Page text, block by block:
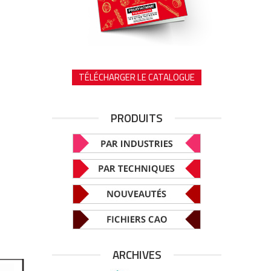
TÉLÉCHARGER LE CATALOGUE
PRODUITS
ARCHIVES